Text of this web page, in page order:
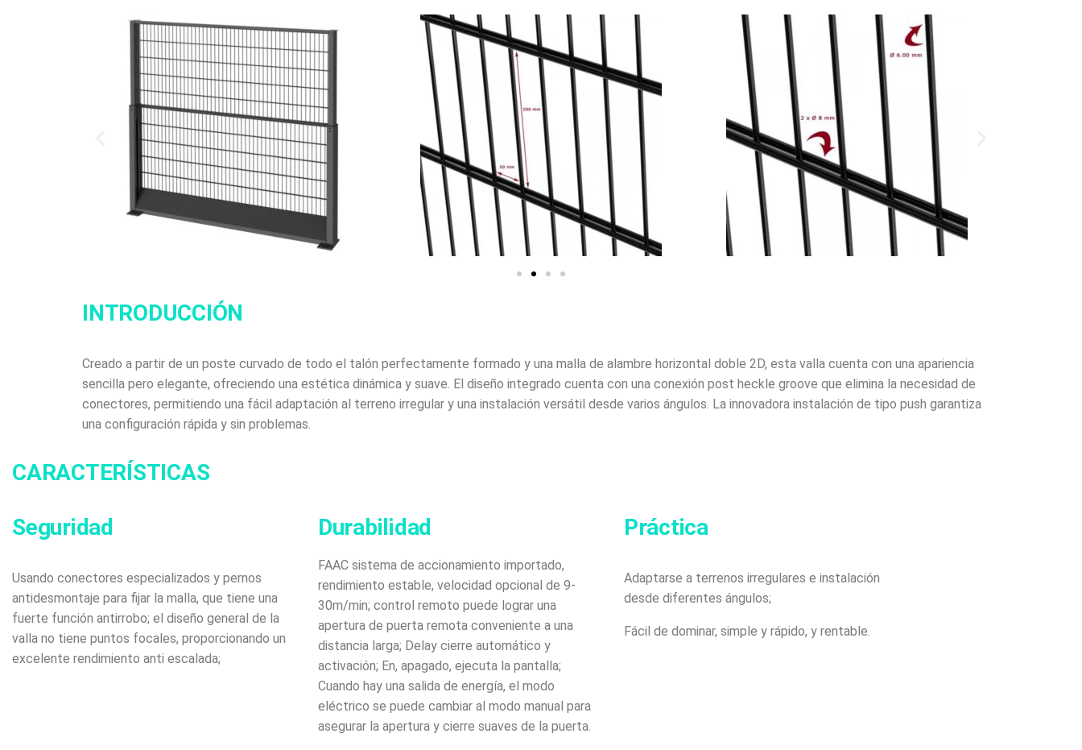
INTRODUCCIÓN
Creado a partir de un poste curvado de todo el talón perfectamente formado y una malla de alambre horizontal doble 2D, esta valla cuenta con una apariencia
sencilla pero elegante, ofreciendo una estética dinámica y suave. El diseño integrado cuenta con una conexión post heckle groove que elimina la necesidad de
conectores, permitiendo una fácil adaptación al terreno irregular y una instalación versátil desde varios ángulos. La innovadora instalación de tipo push garantiza
una configuración rápida y sin problemas.
CARACTERÍSTICAS
Seguridad
Usando conectores especializados y pernos
antidesmontaje para fijar la malla, que tiene una
fuerte función antirrobo; el diseño general de la
valla no tiene puntos focales, proporcionando un
excelente rendimiento anti escalada;
Durabilidad
FAAC sistema de accionamiento importado,
rendimiento estable, velocidad opcional de 9-
30m/min; control remoto puede lograr una
apertura de puerta remota conveniente a una
distancia larga; Delay cierre automático y
activación; En, apagado, ejecuta la pantalla;
Cuando hay una salida de energía, el modo
eléctrico se puede cambiar al modo manual para
asegurar la apertura y cierre suaves de la puerta.
Práctica
Adaptarse a terrenos irregulares e instalación
desde diferentes ángulos;
Fácil de dominar, simple y rápido, y rentable.